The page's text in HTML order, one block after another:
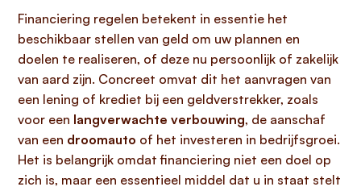
Financiering regelen betekent in essentie het
beschikbaar stellen van geld om uw plannen en
doelen te realiseren, of deze nu persoonlijk of zakelijk
van aard zijn. Concreet omvat dit het aanvragen van
een lening of krediet bij een geldverstrekker, zoals
voor een langverwachte verbouwing, de aanschaf
van een droomauto of het investeren in bedrijfsgroei.
Het is belangrijk omdat financiering niet een doel op
zich is, maar een essentieel middel dat u in staat stelt